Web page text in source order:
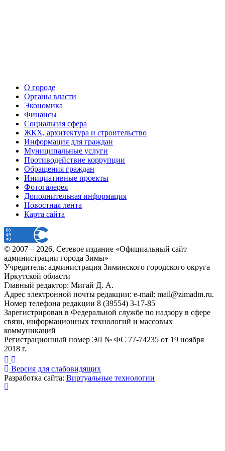
О городе
Органы власти
Экономика
Финансы
Социальная сфера
ЖКХ, архитектура и строительство
Информация для граждан
Муниципальные услуги
Противодействие коррупции
Обращения граждан
Инициативные проекты
Фотогалерея
Дополнительная информация
Новостная лента
Карта сайта
© 2007 – 2026, Сетевое издание «Официальный сайт
администрации города Зимы»
Учредитель: администрация Зиминского городского округа
Иркутской области
Главный редактор: Мигай Д. А.
Адрес электронной почты редакции: e-mail: mail@zimadm.ru.
Номер телефона редакции 8 (39554) 3-17-85
Зарегистрирован в Федеральной службе по надзору в сфере
связи, информационных технологий и массовых
коммуникаций
Регистрационный номер ЭЛ № ФС 77-74235 от 19 ноября
2018 г.
Версия для слабовидящих
Разработка сайта: Виртуальные технологии